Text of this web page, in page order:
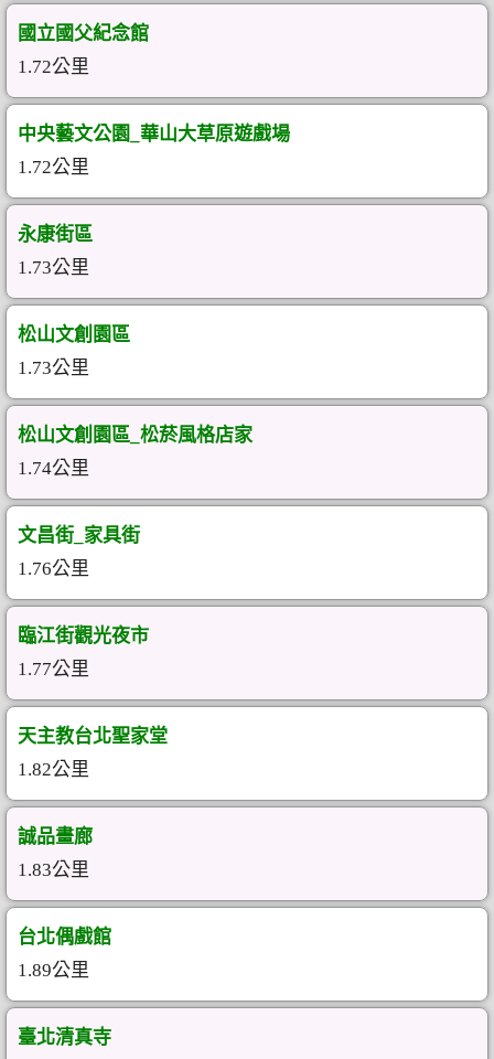
國立國父紀念館
1.72公里
中央藝文公園_華山大草原遊戲場
1.72公里
永康街區
1.73公里
松山文創園區
1.73公里
松山文創園區_松菸風格店家
1.74公里
文昌街_家具街
1.76公里
臨江街觀光夜市
1.77公里
天主教台北聖家堂
1.82公里
誠品畫廊
1.83公里
台北偶戲館
1.89公里
臺北清真寺